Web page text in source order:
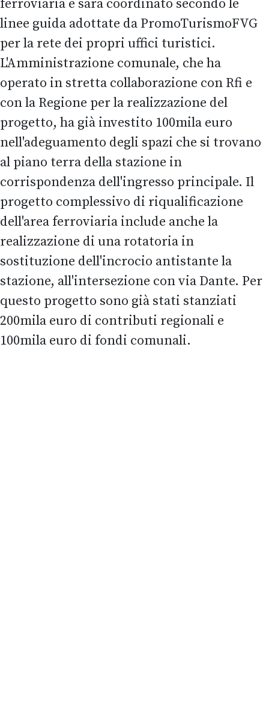
ferroviaria e sarà coordinato secondo le
linee guida adottate da PromoTurismoFVG
per la rete dei propri uffici turistici.
L'Amministrazione comunale, che ha
operato in stretta collaborazione con Rfi e
con la Regione per la realizzazione del
progetto, ha già investito 100mila euro
nell'adeguamento degli spazi che si trovano
al piano terra della stazione in
corrispondenza dell'ingresso principale. Il
progetto complessivo di riqualificazione
dell'area ferroviaria include anche la
realizzazione di una rotatoria in
sostituzione dell'incrocio antistante la
stazione, all'intersezione con via Dante. Per
questo progetto sono già stati stanziati
200mila euro di contributi regionali e
100mila euro di fondi comunali.